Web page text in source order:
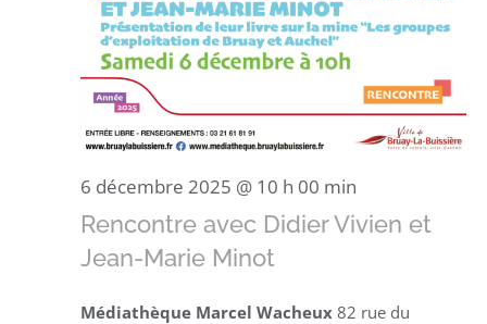
6 décembre 2025 @ 10 h 00 min
Rencontre avec Didier Vivien et
Jean-Marie Minot
Médiathèque Marcel Wacheux 82 rue du